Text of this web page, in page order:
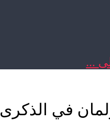
...
16 ماي الأليمة